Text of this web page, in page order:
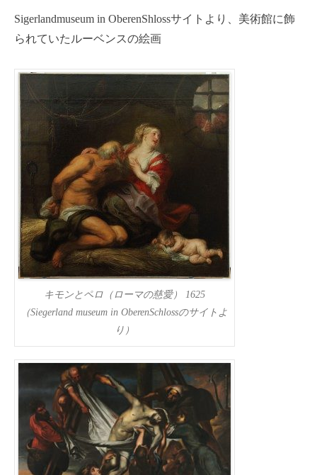
Sigerlandmuseum in OberenShlossサイトより、美術館に飾
られていたルーベンスの絵画
キモンとペロ（ローマの慈愛） 1625
（Siegerland museum in OberenSchlossのサイトよ
り）